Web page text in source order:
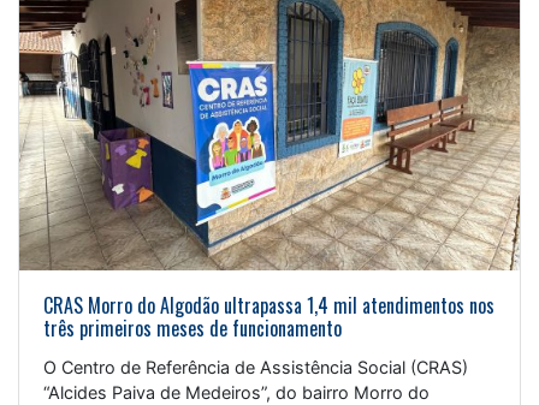
CRAS Morro do Algodão ultrapassa 1,4 mil atendimentos nos
três primeiros meses de funcionamento
O Centro de Referência de Assistência Social (CRAS)
“Alcides Paiva de Medeiros”, do bairro Morro do